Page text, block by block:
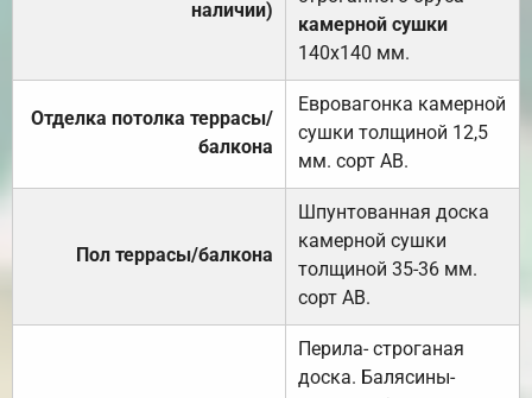
наличии)
камерной сушки
140х140 мм.
Отделка потолка террасы/
балкона
Евровагонка камерной
сушки толщиной 12,5
мм. сорт АВ.
Пол террасы/балкона
Шпунтованная доска
камерной сушки
толщиной 35-36 мм.
сорт АВ.
Перила- строганая
доска. Балясины-